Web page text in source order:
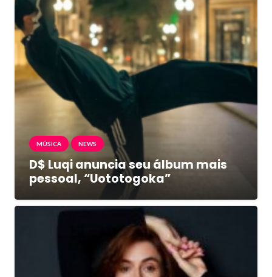
MÚSICA NEWS
D$ Luqi anuncia seu álbum mais
pessoal, “Uototogoka”